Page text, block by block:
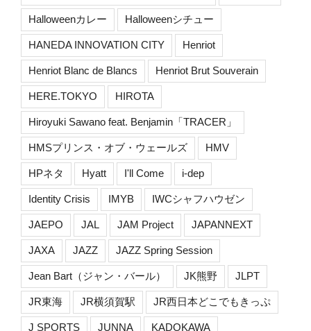
Halloweenカレー Halloweenシチュー
HANEDA INNOVATION CITY Henriot
Henriot Blanc de Blancs Henriot Brut Souverain
HERE.TOKYO HIROTA
Hiroyuki Sawano feat. Benjamin「TRACER」
HMSプリンス・オブ・ウェールズ HMV
HPネタ Hyatt I'll Come i-dep
Identity Crisis IMYB IWCシャフハウゼン
JAEPO JAL JAM Project JAPANNEXT
JAXA JAZZ JAZZ Spring Session
Jean Bart（ジャン・バール） JK熊野 JLPT
JR東海 JR横須賀駅 JR西日本どこでもきっぷ
J SPORTS JUNNA KADOKAWA